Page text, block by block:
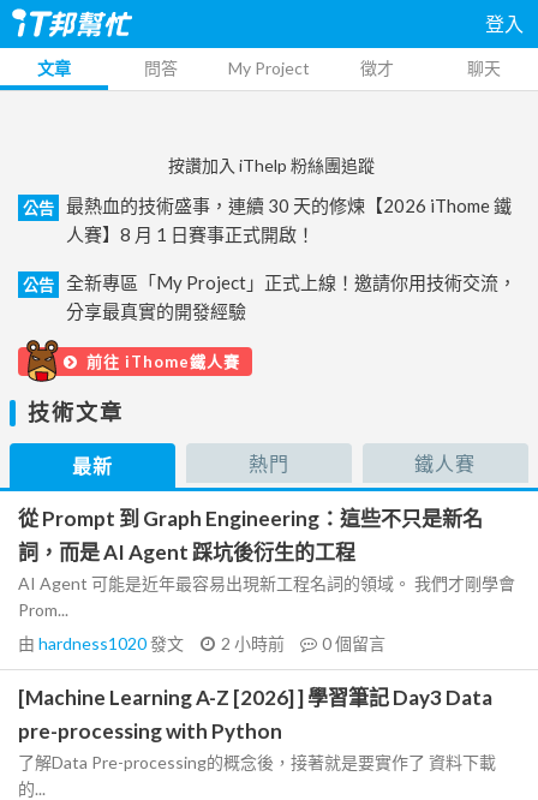
登入
文章 問答 My Project 徵才 聊天
按讚加入 iThelp 粉絲團追蹤
公告
最熱血的技術盛事，連續 30 天的修煉【2026 iThome 鐵
人賽】8 月 1 日賽事正式開啟！
公告
全新專區「My Project」正式上線！邀請你用技術交流，
分享最真實的開發經驗
前往 iThome鐵人賽
技術文章
最新 熱門 鐵人賽
從 Prompt 到 Graph Engineering：這些不只是新名
詞，而是 AI Agent 踩坑後衍生的工程
AI Agent 可能是近年最容易出現新工程名詞的領域。 我們才剛學會
Prom...
由 hardness1020發文 2 小時前 0個留言
[Machine Learning A-Z [2026] ] 學習筆記 Day3 Data
pre-processing with Python
了解Data Pre-processing的概念後，接著就是要實作了 資料下載
的...